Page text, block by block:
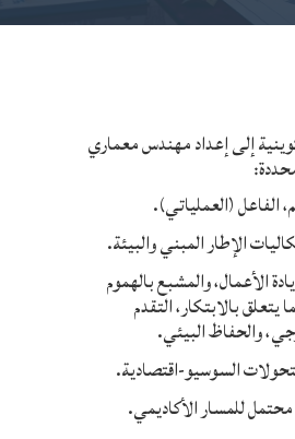
إلى إعداد مهندس معماري
الفاعل (العملياتي).
الإطار المبني والبيئة.
الأعمال، والمشبع بالهموم
يتعلق بالابتكار، التقدم
والحفاظ البيئي.
السوسيو-اقتصادية.
للمسار الأكاديمي.